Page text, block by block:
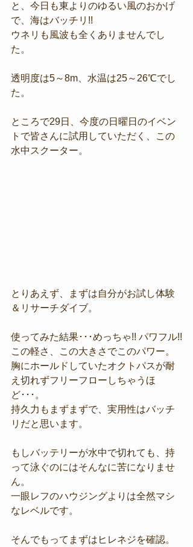
と、今日も東よりのゆるい風のおかげ
で、海はバッチリ!!
ウネリも風波も全くありませんでし
た。
透明度は5～8m、水温は25～26℃でし
た。
ところで29日、今度の日曜日のイベン
トで皆さんに試用していただく、この
水中スクーター。
とりあえず、まずは自分がお試し体験
＆リサーチダイブ。
使ってみた結果･･･めっちゃ!! パワフル!!
この軽さ、この大きさでこのパワー。
胸にホールドしていたオクトパスが耐
え切れずフリーフローしちゃうほ
ど･･･。
持久力もまずまずで、実用性はバッチ
リだと思います。
もしバッテリーが水中で切れても、持
って泳ぐのにはそんなに苦になりませ
ん。
一眼レフのハウジングよりは全然マシ
なレベルです。
そんでもってまずはヒレネジを確認。